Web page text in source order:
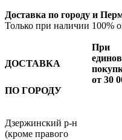
Доставка по городу и
Только при наличии 100%
ДОСТАВКА
При
от 30
ПО ГОРОДУ
Дзержинский р-н
(кроме правого